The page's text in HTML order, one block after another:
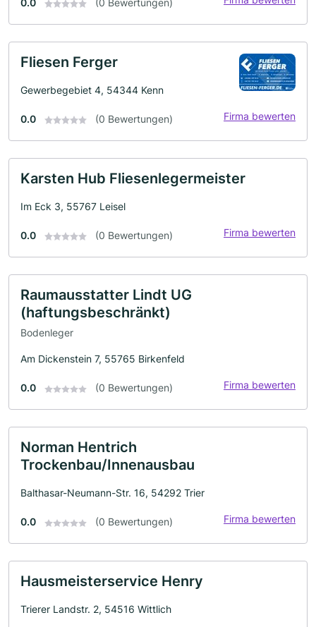
Fliesen Ferger
Gewerbegebiet 4, 54344 Kenn
0.0 (0 Bewertungen) Firma bewerten
Karsten Hub Fliesenlegermeister
Im Eck 3, 55767 Leisel
0.0 (0 Bewertungen) Firma bewerten
Raumausstatter Lindt UG
(haftungsbeschränkt)
Bodenleger
Am Dickenstein 7, 55765 Birkenfeld
0.0 (0 Bewertungen) Firma bewerten
Norman Hentrich
Trockenbau/Innenausbau
Balthasar-Neumann-Str. 16, 54292 Trier
0.0 (0 Bewertungen) Firma bewerten
Hausmeisterservice Henry
Trierer Landstr. 2, 54516 Wittlich